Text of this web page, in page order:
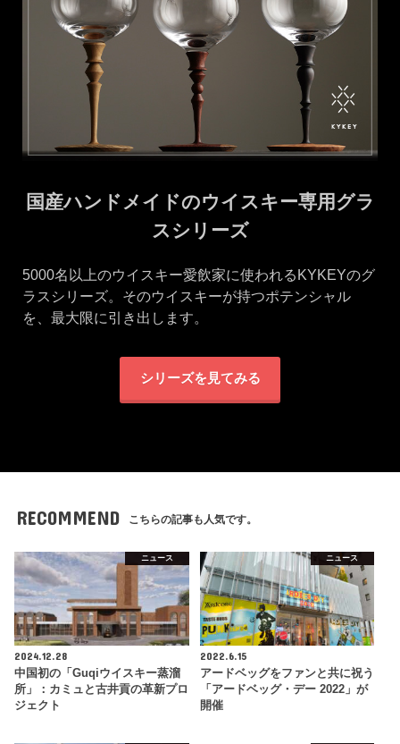
国産ハンドメイドのウイスキー専用グラ
スシリーズ
5000名以上のウイスキー愛飲家に使われるKYKEYのグ
ラスシリーズ。そのウイスキーが持つポテンシャル
を、最大限に引き出します。
シリーズを見てみる
RECOMMEND こちらの記事も人気です。
ニュース
2024.12.28
中国初の「Guqiウイスキー蒸溜
所」：カミュと古井貢の革新プロ
ジェクト
ニュース
2022.6.15
アードベッグをファンと共に祝う
「アードベッグ・デー 2022」が
開催